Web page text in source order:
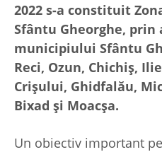
2022 s-a constituit
Sfântu Gheorghe, prin
municipiului Sfântu
Reci, Ozun, Chichiș,
Crișului, Ghidfalău,
Bixad și Moacșa.
Un obiectiv important